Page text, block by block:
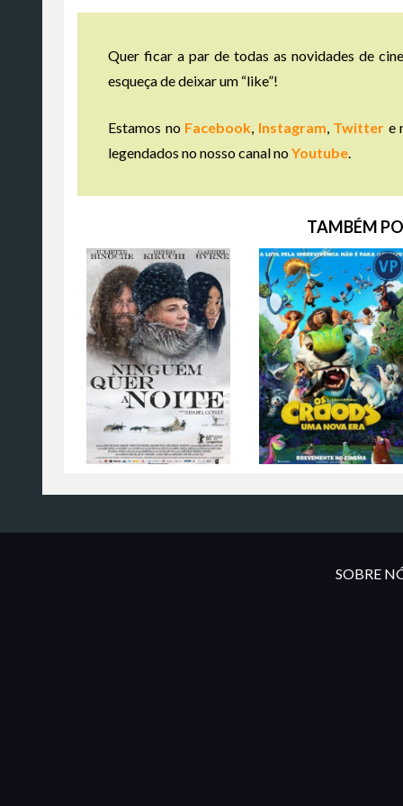
Quer ficar a par de todas as novidades de
esqueça de deixar um “like”!
Estamos no Facebook, Instagram, Twitter e
legendados no nosso canal noYoutube.
TAMBÉM
SOBRE